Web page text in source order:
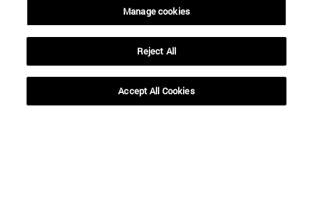
Manage cookies
Reject All
Accept All Cookies